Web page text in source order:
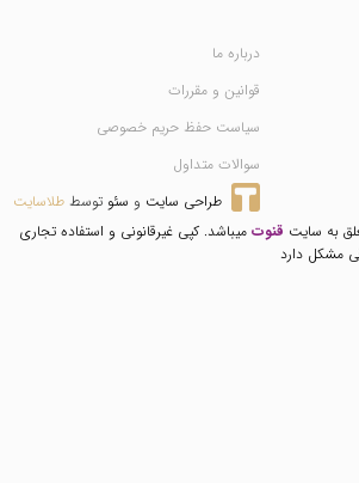
درباره ما
قوانین و مقررات
سیاست حفظ حریم خصوصی
سوالات متداول
طراحی سایت و سئو توسط طلاسایت
به سایت قنوت میباشد. کپی غیرقانونی و استفاده تجاری
مشکل دارد